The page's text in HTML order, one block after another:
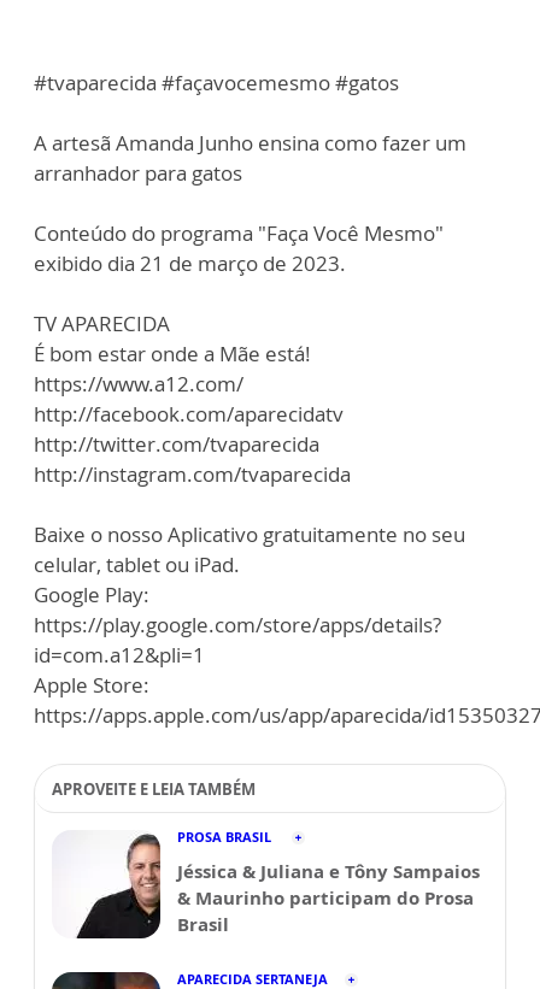
#tvaparecida #façavocemesmo #gatos
A artesã Amanda Junho ensina como fazer um
arranhador para gatos
Conteúdo do programa "Faça Você Mesmo"
exibido dia 21 de março de 2023.
TV APARECIDA
É bom estar onde a Mãe está!
https://www.a12.com/
http://facebook.com/aparecidatv
http://twitter.com/tvaparecida
http://instagram.com/tvaparecida
Baixe o nosso Aplicativo gratuitamente no seu
celular, tablet ou iPad.
Google Play:
https://play.google.com/store/apps/details?
id=com.a12&pli=1
Apple Store:
https://apps.apple.com/us/app/aparecida/
APROVEITE E LEIA TAMBÉM
PROSA BRASIL
Jéssica & Juliana e Tôny Sampaios
& Maurinho participam do Prosa
Brasil
APARECIDA SERTANEJA